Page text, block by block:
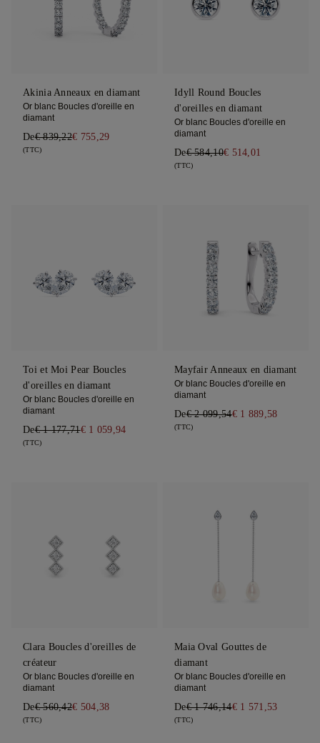
Akinia Anneaux en diamant
Or blanc Boucles d'oreille en
diamant
De€ 839,22€ 755,29
(TTC)
Idyll Round Boucles
d'oreilles en diamant
Or blanc Boucles d'oreille en
diamant
De€ 584,10€ 514,01
(TTC)
Toi et Moi Pear Boucles
d'oreilles en diamant
Or blanc Boucles d'oreille en
diamant
De€ 1 177,71€ 1 059,94
(TTC)
Mayfair Anneaux en diamant
Or blanc Boucles d'oreille en
diamant
De€ 2 099,54€ 1 889,58
(TTC)
Clara Boucles d'oreilles de
créateur
Or blanc Boucles d'oreille en
diamant
De€ 560,42€ 504,38
(TTC)
Maia Oval Gouttes de
diamant
Or blanc Boucles d'oreille en
diamant
De€ 1 746,14€ 1 571,53
(TTC)